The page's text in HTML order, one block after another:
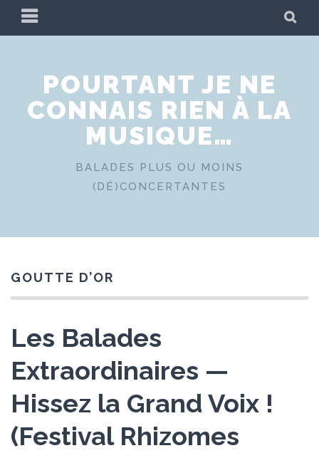
PRIMARY
MENU
POURTANT JE NE
CONNAIS RIEN À LA
MUSIQUE…
BALADES PLUS OU MOINS
(DÉ)CONCERTANTES
GOUTTE D’OR
Les Balades
Extraordinaires —
Hissez la Grand Voix !
(Festival Rhizomes